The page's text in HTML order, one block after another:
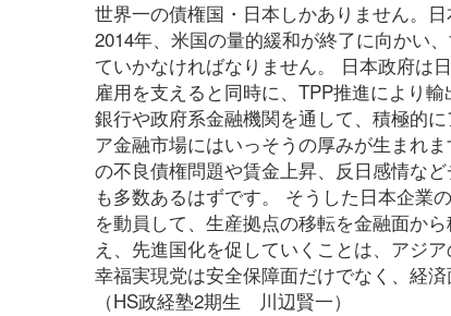
世界一の債権国・日本しかありません。
2014年、米国の量的緩和が終了に向かい
ていかなければなりません。 日本政府は
雇用を支えると同時に、TPP推進により
銀行や政府系金融機関を通して、積極的
ア金融市場にはいっそうの厚みが生まれ
の不良債権問題や賃金上昇、反日感情な
も多数あるはずです。 そうした日本企業
を動員して、生産拠点の移転を金融面か
え、先進国化を促していくことは、アジ
幸福実現党は安全保障面だけでなく、経
（HS政経塾2期生 川辺賢一）